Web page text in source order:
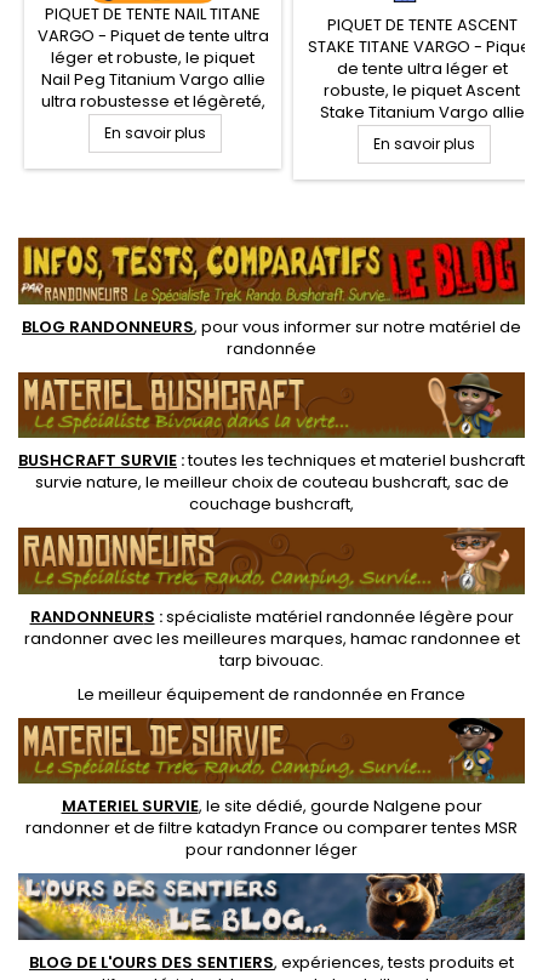
PIQUET DE TENTE NAIL TITANE
VARGO - Piquet de tente ultra
léger et robuste, le piquet
Nail Peg Titanium Vargo allie
ultra robustesse et légèreté,
très appréciées pour la
randonnée légère et le trek.
En forme de "clou", ce piquet
longtemps
En savoir plus
PIQUET DE TENTE ASCENT
STAKE TITANE VARGO - Piquet
de tente ultra léger et
robuste, le piquet Ascent
Stake Titanium Vargo allie
ultra robustesse et légèreté,
très appréciées pour la
randonnée légère et le trek.
Titanium permet une très
bonne tenue dans tous sols
En savoir plus
BLOG RANDONNEURS, pour vous informer sur notre matériel de
randonnée
BUSHCRAFT SURVIE :toutes les techniques etmateriel bushcraft
survie nature, le meilleur choix de couteau bushcraft, sac de
couchage bushcraft,
RANDONNEURS :spécialiste matériel randonnée légère pour
randonner avec les meilleures marques, hamac randonnee et
tarp bivouac.
Le meilleur équipement de randonnée en France
MATERIEL SURVIE, le site dédié, gourde Nalgene pour
randonneret defiltre katadyn France ou comparer tentes MSR
pour randonner léger
BLOG DE L'OURS DES SENTIERS, expériences, tests produits et